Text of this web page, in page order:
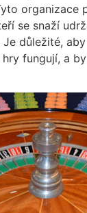
organizace
se snaží
důležité,
fungují, a